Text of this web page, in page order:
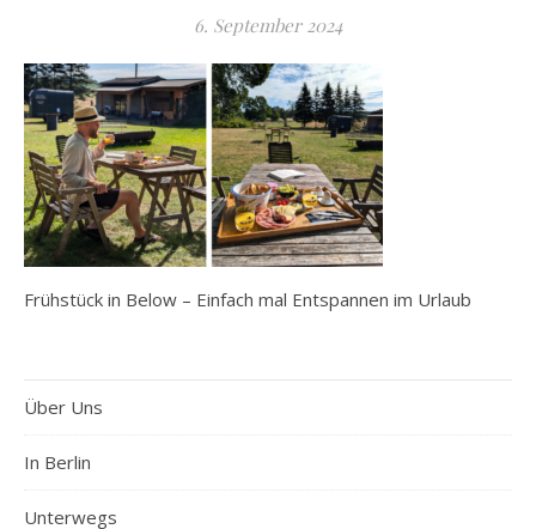
6. September 2024
Frühstück in Below – Einfach mal Entspannen im Urlaub
Über Uns
In Berlin
Unterwegs